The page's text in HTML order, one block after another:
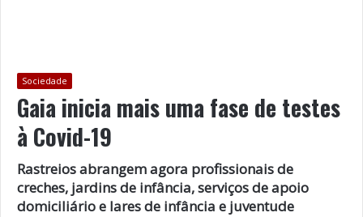
Sociedade
Gaia inicia mais uma fase de testes
à Covid-19
Rastreios abrangem agora profissionais de
creches, jardins de infância, serviços de apoio
domiciliário e lares de infância e juventude